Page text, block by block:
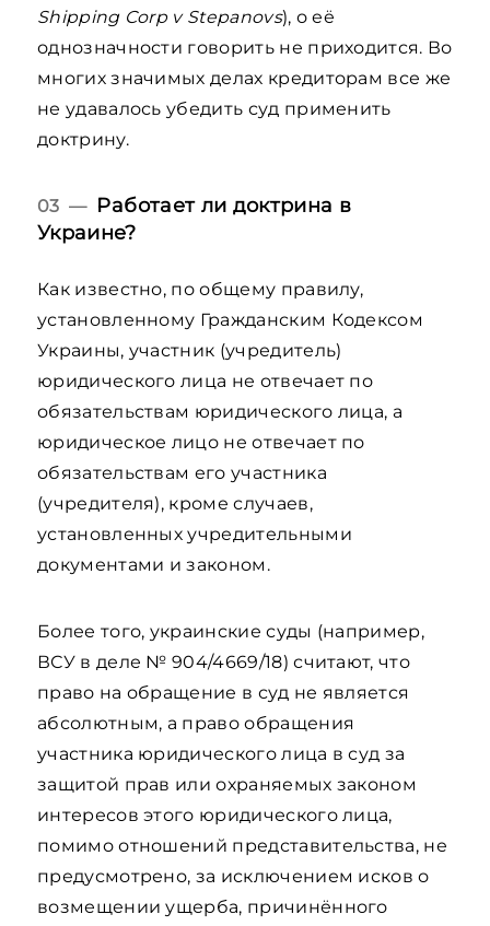
Shipping Corp v Stepanovs), о её
однозначности говорить не приходится. Во
многих значимых делах кредиторам все же
не удавалось убедить суд применить
доктрину.
03 — Работает ли доктрина в
Украине?
Как известно, по общему правилу,
установленному Гражданским Кодексом
Украины, участник (учредитель)
юридического лица не отвечает по
обязательствам юридического лица, а
юридическое лицо не отвечает по
обязательствам его участника
(учредителя), кроме случаев,
установленных учредительными
документами и законом.
Более того, украинские суды (например,
ВСУ в деле № 904/4669/18) считают, что
право на обращение в суд не является
абсолютным, а право обращения
участника юридического лица в суд за
защитой прав или охраняемых законом
интересов этого юридического лица,
помимо отношений представительства, не
предусмотрено, за исключением исков о
возмещении ущерба, причинённого